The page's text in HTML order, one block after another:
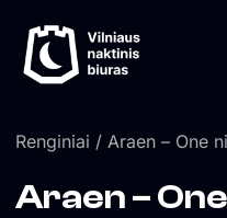
prie
turinio
Renginiai / Araen – One
Araen –